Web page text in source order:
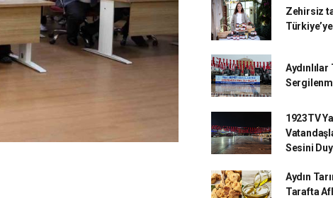
Zehirsiz
1923TV
Sesini
Aydın
Tarafta